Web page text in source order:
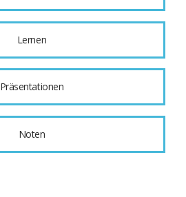
Lernen
Präsentationen
Noten